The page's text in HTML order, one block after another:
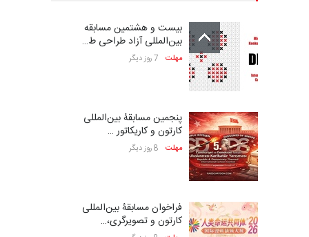
بیست و هشتمین مسابقه
بین‌المللی آزاد طراحی ط…
مهلت 7 روز دیگر
پنجمین مسابقۀ بین‌المللی
کارتون و کاریکاتور …
مهلت 8 روز دیگر
فراخوان مسابقۀ بین‌المللی
کارتون و تصویرگری،…